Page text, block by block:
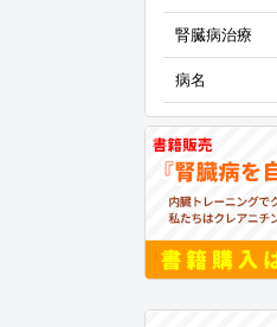
腎臓病治療
病名